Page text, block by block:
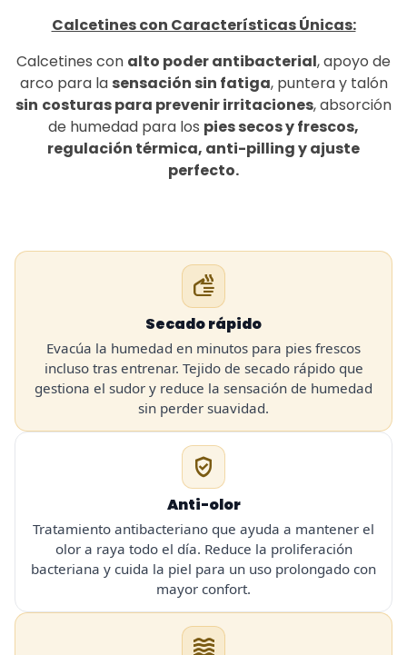
Calcetines con Características Únicas:
Calcetines con alto poder antibacterial, apoyo de
arco para la sensación sin fatiga, puntera y talón
sin costuras para prevenir irritaciones, absorción
de humedad para los pies secos y frescos,
regulación térmica, anti-pilling y ajuste
perfecto.
dry
Secado rápido
Evacúa la humedad en minutos para pies frescos
incluso tras entrenar. Tejido de secado rápido que
gestiona el sudor y reduce la sensación de humedad
sin perder suavidad.
gpp_good
Anti-olor
Tratamiento antibacteriano que ayuda a mantener el
olor a raya todo el día. Reduce la proliferación
bacteriana y cuida la piel para un uso prolongado con
mayor confort.
waves